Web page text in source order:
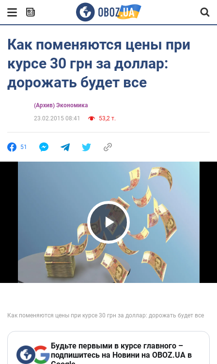
Как поменяются цены при
курсе 30 грн за доллар:
дорожать будет все
(Архив) Экономика
23.02.2015 08:41
53,2 т.
51
Play Video
Будьте первыми в курсе главного –
подпишитесь на Новини на OBOZ.UA в